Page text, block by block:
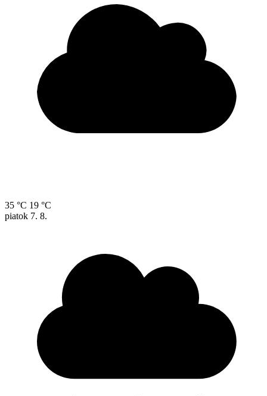
35 °C 19 °C
piatok 7. 8.